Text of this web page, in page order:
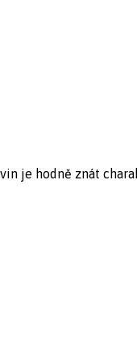
je hodně znát